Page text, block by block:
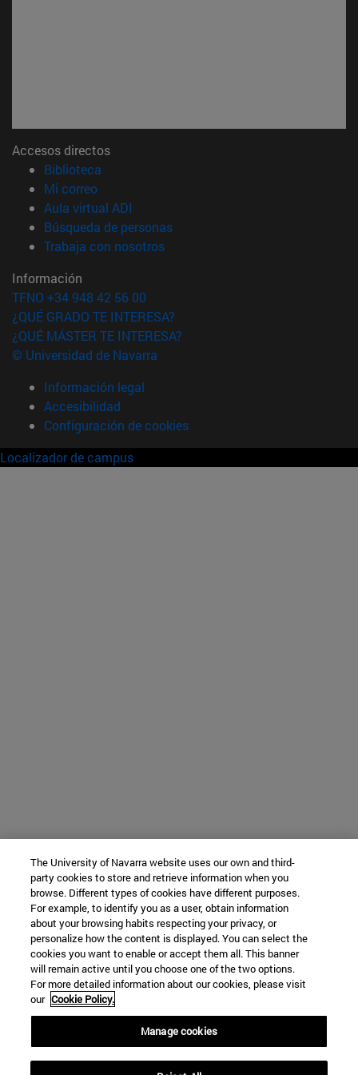
Accesos directos
Biblioteca
Mi correo(abre en nueva ventana)
Aula virtual ADI
Búsqueda de personas(abre en nueva ventana)
Trabaja con nosotros(abre en nueva ventana)
Información
TFNO +34 948 42 56 00
¿QUÉ GRADO TE INTERESA?
¿QUÉ MÁSTER TE INTERESA?
© Universidad de Navarra
Información legal
Accesibilidad
Configuración de cookies
Localizador de campus
The University of Navarra website uses our own and third-
party cookies to store and retrieve information when you
browse. Different types of cookies have different purposes.
For example, to identify you as a user, obtain information
about your browsing habits respecting your privacy, or
personalize how the content is displayed. You can select the
cookies you want to enable or accept them all. This banner
will remain active until you choose one of the two options.
For more detailed information about our cookies, please visit
our Cookie Policy.
Manage cookies